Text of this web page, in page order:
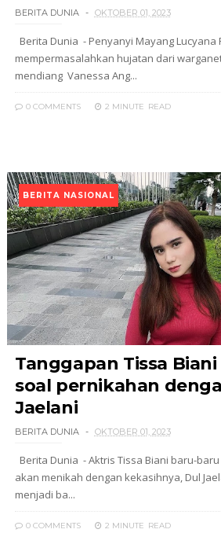
BERITA DUNIA OKTOBER 01, 2023
Berita Dunia - Penyanyi Mayang Lucyana
mempermasalahkan hujatan dari
mendiang Vanessa Ang...
0 COMMENTS 2 MINUTE READ
BERITA NASIONAL
Tanggapan Tissa
soal pernikahan
Jaelani
BERITA DUNIA OKTOBER 01, 2023
Berita Dunia - Aktris Tissa Biani baru-
akan menikah dengan kekasihnya, Dul
menjadi ba...
0 COMMENTS 2 MINUTE READ